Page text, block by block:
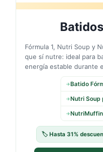
Fórmula 1, Nutri Soup y
que sí nutre: ideal para
energía estable durante
→Batido
→Nutri Soup
→
🏷️ Hasta 31%